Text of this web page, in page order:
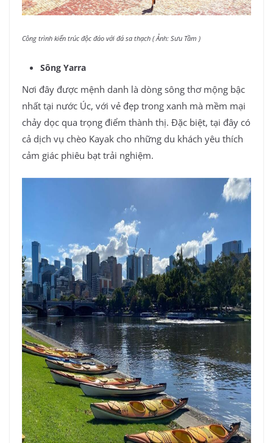
Công trình kiến trúc độc đáo với đá sa thạch ( Ảnh: Sưu Tầm )
Sông Yarra
Nơi đây được mệnh danh là dòng sông thơ mộng bậc
nhất tại nước Úc, với vẻ đẹp trong xanh mà mềm mại
chảy dọc qua trọng điểm thành thị. Đặc biệt, tại đây có
cả dịch vụ chèo Kayak cho những du khách yêu thích
cảm giác phiêu bạt trải nghiệm.